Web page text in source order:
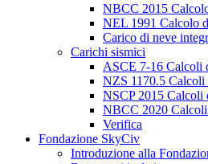
NBCC 2015
NEL 1991 Calcolo
Carico di neve
Carichi sismici
ASCE 7-16 Calcoli
NZS 1170.5 Calcoli
NSCP 2015 Calcoli
NBCC 2020
Verifica
Fondazione SkyCiv
Introduzione alla